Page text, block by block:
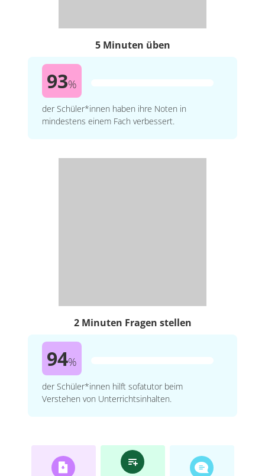
5 Minuten üben
93%
der Schüler*innen haben ihre Noten in
mindestens einem Fach verbessert.
2 Minuten Fragen stellen
94%
der Schüler*innen hilft sofatutor beim
Verstehen von Unterrichtsinhalten.